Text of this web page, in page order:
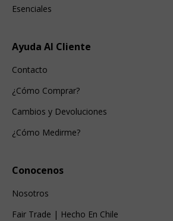
Esenciales
Ayuda Al Cliente
Contacto
¿Cómo Comprar?
Cambios y Devoluciones
¿Cómo Medirme?
Conocenos
Nosotros
Fair Trade | Hecho En Chile